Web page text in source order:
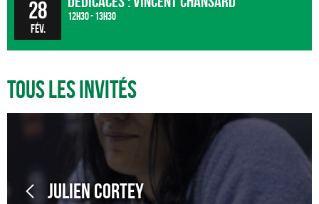
28
fév.
12h30 - 13h30
Tous les invités
Julien Cortey